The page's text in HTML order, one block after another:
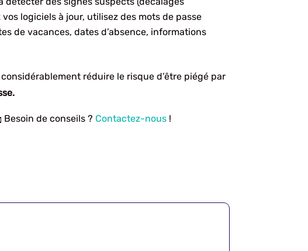
logiciels à jour, utilisez des mots de passe
de vacances, dates d’absence, informations
réduire le risque d’être piégé par
Besoin de conseils ? Contactez-nous !